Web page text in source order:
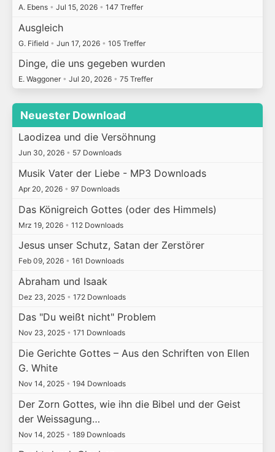
A. Ebens • Jul 15, 2026 • 147 Treffer
Ausgleich
G. Fifield • Jun 17, 2026 • 105 Treffer
Dinge, die uns gegeben wurden
E. Waggoner • Jul 20, 2026 • 75 Treffer
Neuester Download
Laodizea und die Versöhnung
Jun 30, 2026 • 57 Downloads
Musik Vater der Liebe - MP3 Downloads
Apr 20, 2026 • 97 Downloads
Das Königreich Gottes (oder des Himmels)
Mrz 19, 2026 • 112 Downloads
Jesus unser Schutz, Satan der Zerstörer
Feb 09, 2026 • 161 Downloads
Abraham und Isaak
Dez 23, 2025 • 172 Downloads
Das "Du weißt nicht" Problem
Nov 23, 2025 • 171 Downloads
Die Gerichte Gottes – Aus den Schriften von Ellen
G. White
Nov 14, 2025 • 194 Downloads
Der Zorn Gottes, wie ihn die Bibel und der Geist
der Weissagung…
Nov 14, 2025 • 189 Downloads